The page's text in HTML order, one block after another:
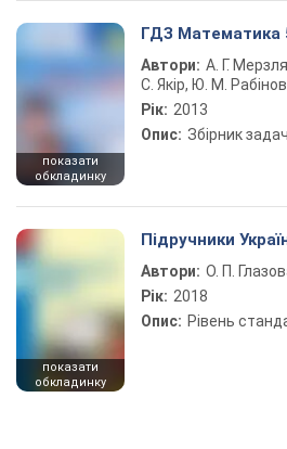
показати
обкладинку
ГДЗ Математика
Автори: А. Г.
С. Якір, Ю. М.
Рік: 2013
Опис: Збірник
показати
обкладинку
Підручники
Автори: О. П.
Рік: 2018
Опис: Рівень